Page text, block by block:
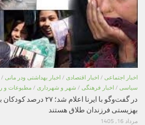
اخبار اجتماعی / اخبار اقتصادی / اخبار بهداشتی ودر مانی /
سیاسی / اخبار فرهنگی / شهر و شهرداری / مطبوعات و
در گفت‌وگو با ایرنا اعلام
بهزیستی فرزندان طلاق هستند
مرداد 16, 1405